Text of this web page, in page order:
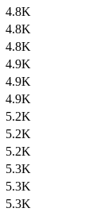
4.8K
4.8K
4.8K
4.9K
4.9K
4.9K
5.2K
5.2K
5.2K
5.3K
5.3K
5.3K